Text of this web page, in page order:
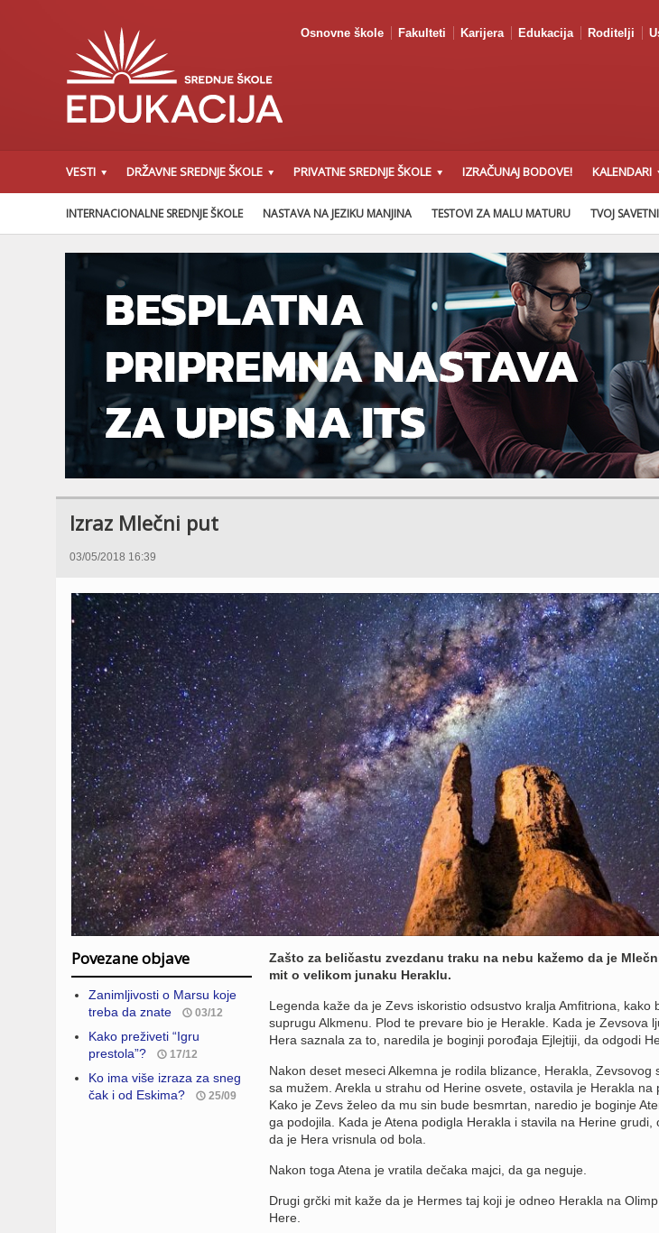
Osnovne škole Fakulteti Karijera Edukacija Roditelji
VESTI DRŽAVNE SREDNJE ŠKOLE PRIVATNE SREDNJE ŠKOLE IZRAČUNAJ BODOVE! KALENDARI
INTERNACIONALNE SREDNJE ŠKOLE NASTAVA NA JEZIKU MANJINA TESTOVI ZA MALU MATURU TVOJ
Izraz Mlečni put
03/05/2018 16:39
Povezane objave
Zanimljivosti o Marsu koje
treba da znate
03/12
Kako preživeti “Igru
prestola”?
17/12
Ko ima više izraza za sneg
čak i od Eskima?
25/09
Zašto za beličastu zvezdanu traku na nebu kažemo da je
mit o velikom junaku Heraklu.
Legenda kaže da je Zevs iskoristio odsustvo kralja Amfitriona, kako
suprugu Alkmenu. Plod te prevare bio je Herakle. Kada je Zevsova
Hera saznala za to, naredila je boginji porođaja Ejlejtiji, da odgodi
Nakon deset meseci Alkemna je rodila blizance, Herakla, Zevsovog
sa mužem. Arekla u strahu od Herine osvete, ostavila je Herakla na
Kako je Zevs želeo da mu sin bude besmrtan, naredio je boginje
ga podojila. Kada je Atena podigla Herakla i stavila na Herine grudi,
da je Hera vrisnula od bola.
Nakon toga Atena je vratila dečaka majci, da ga neguje.
Drugi grčki mit kaže da je Hermes taj koji je odneo Herakla na
Here.